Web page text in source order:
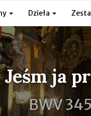
Dzieła
Jeśm ja
BWV